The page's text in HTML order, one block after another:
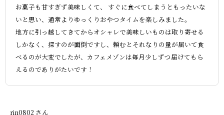
お菓子も甘すぎず美味しくて、 すぐに食べてしまうともったいな
いと思い、通常よりゆっくりおやつタイムを楽しみました。
地方に引っ越してきてからオシャレで美味しいものは取り寄せる
しかなく、探すのが面倒ですし、頼むとそれなりの量が届いて食
べるのが大変でしたが、カフェメゾンは毎月少しずつ届けてもら
えるのでありがたいです！
rin0802 さん